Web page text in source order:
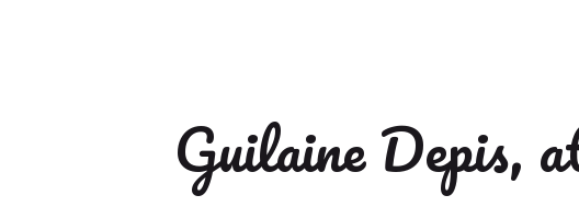
Guilaine Depis,